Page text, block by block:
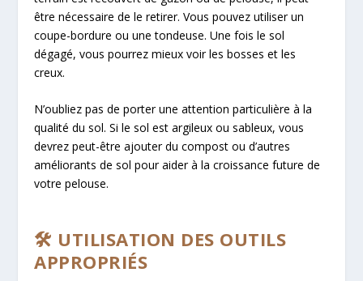
être nécessaire de le retirer. Vous pouvez utiliser un
coupe-bordure ou une tondeuse. Une fois le sol
dégagé, vous pourrez mieux voir les bosses et les
creux.
N’oubliez pas de porter une attention particulière à la
qualité du sol. Si le sol est argileux ou sableux, vous
devrez peut-être ajouter du compost ou d’autres
améliorants de sol pour aider à la croissance future de
votre pelouse.
🛠️ UTILISATION DES OUTILS
APPROPRIÉS